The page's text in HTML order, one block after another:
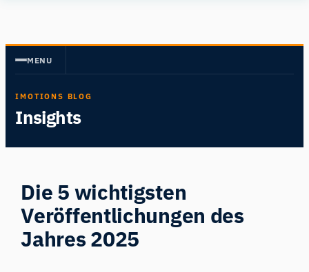
springen
MENU
IMOTIONS BLOG
Insights
Die 5 wichtigsten
Veröffentlichungen des
Jahres 2025